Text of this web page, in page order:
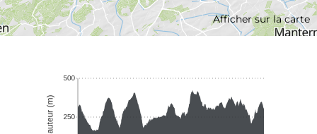
Afficher sur la carte